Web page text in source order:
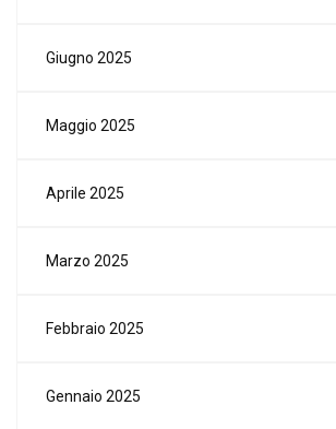
Giugno 2025
Maggio 2025
Aprile 2025
Marzo 2025
Febbraio 2025
Gennaio 2025